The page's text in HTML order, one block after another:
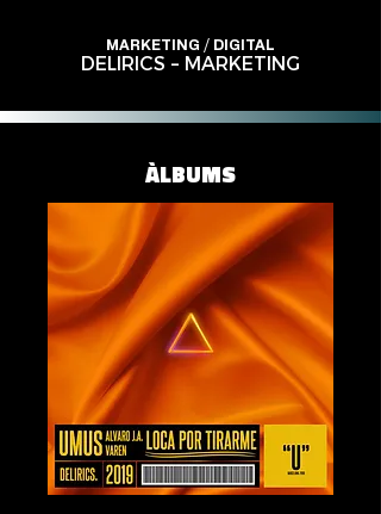
MARKETING / DIGITAL
DELIRICS – MARKETING
ÀLBUMS